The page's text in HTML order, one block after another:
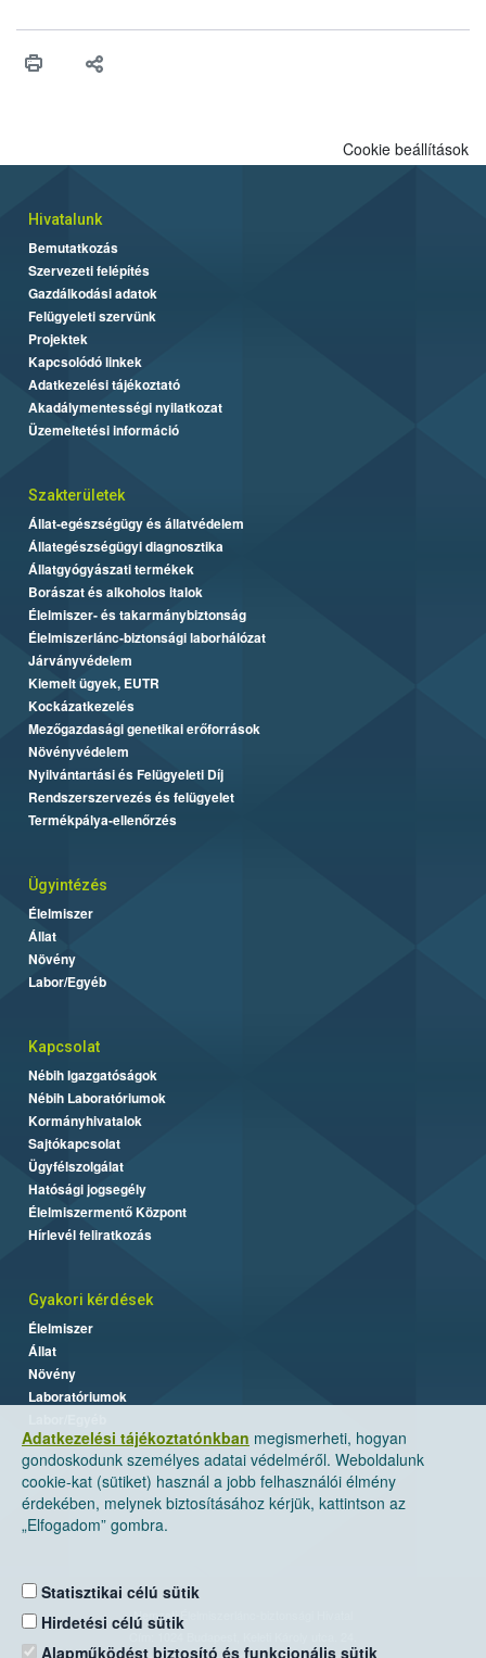
vonni az ebek viselkedésének megítélésében jártas szakértőt.
Adatkezelési tájékoztatónkban megismerheti, hogyan
gondoskodunk személyes adatai védelméről. Weboldalunk
cookie-kat (sütiket) használ a jobb felhasználói élmény
érdekében, melynek biztosításához kérjük, kattintson az
„Elfogadom” gombra.
Statisztikai célú sütik
Hirdetési célú sütik
Alapműködést biztosító és funkcionális sütik
Cookie beállítások
Hivatalunk
Bemutatkozás
Szervezeti felépítés
Gazdálkodási adatok
Felügyeleti szervünk
Projektek
Kapcsolódó linkek
Adatkezelési tájékoztató
Akadálymentességi nyilatkozat
Üzemeltetési információ
Szakterületek
Állat-egészségügy és állatvédelem
Állategészségügyi diagnosztika
Állatgyógyászati termékek
Borászat és alkoholos italok
Élelmiszer- és takarmánybiztonság
Élelmiszerlánc-biztonsági laborhálózat
Járványvédelem
Kiemelt ügyek, EUTR
Kockázatkezelés
Mezőgazdasági genetikai erőforrások
Növényvédelem
Nyilvántartási és Felügyeleti Díj
Rendszerszervezés és felügyelet
Termékpálya-ellenőrzés
Ügyintézés
Élelmiszer
Állat
Növény
Labor/Egyéb
Kapcsolat
Nébih Igazgatóságok
Nébih Laboratóriumok
Kormányhivatalok
Sajtókapcsolat
Ügyfélszolgálat
Hatósági jogsegély
Élelmiszermentő Központ
Hírlevél feliratkozás
Gyakori kérdések
Élelmiszer
Állat
Növény
Laboratóriumok
Nemzeti Élelmiszerlánc-biztonsági Hivatal